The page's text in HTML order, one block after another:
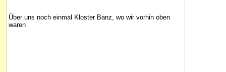
Über uns noch einmal Kloster Banz, wo wir vorhin oben
waren